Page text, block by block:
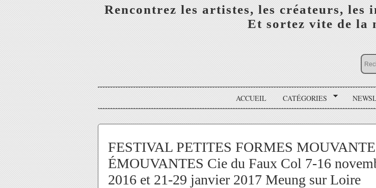
Rencontrez les artistes, les créateurs, les
Et sortez vite de la
ACCUEIL CATÉGORIES
FESTIVAL PETITES FORMES
ÉMOUVANTES Cie du Faux Col 7-16
2016 et 21-29 janvier 2017 Meung sur Loire